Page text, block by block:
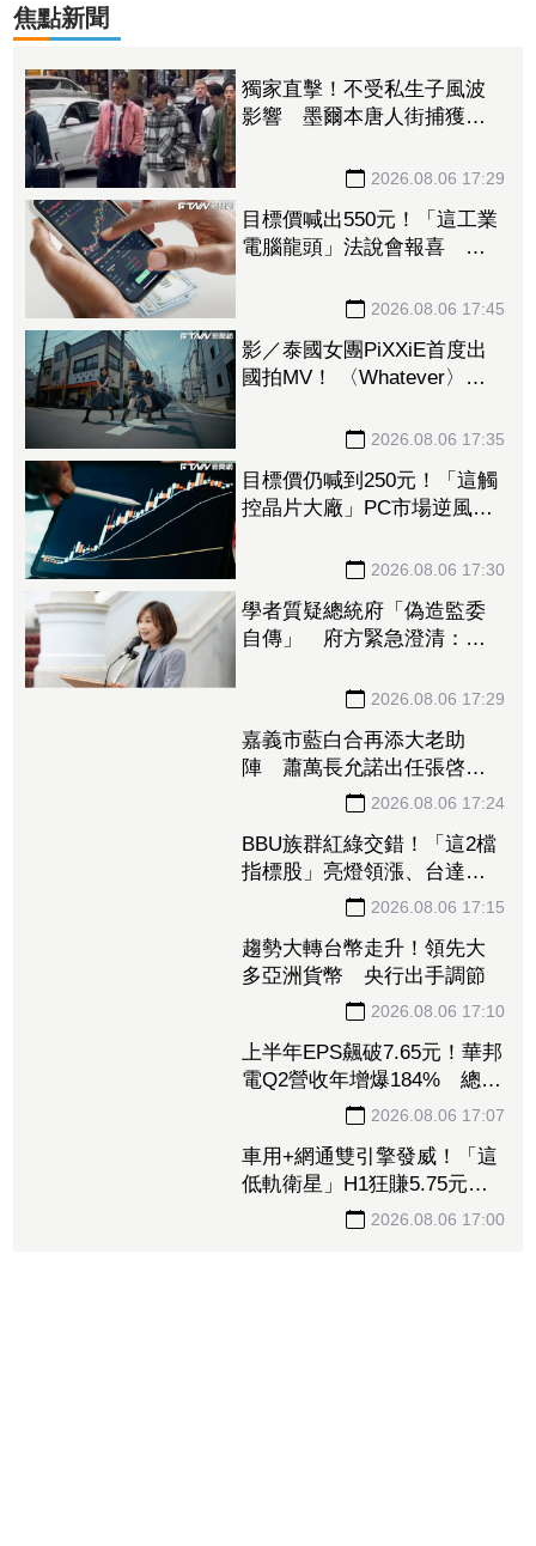
焦點新聞
獨家直擊！不受私生子風波
影響 墨爾本唐人街捕獲野
2026.08.06 17:29
目標價喊出550元！「這工業
電腦龍頭」法說會報喜 外
2026.08.06 17:45
影／泰國女團PiXXiE首度出
國拍MV！ 〈Whatever〉爆
2026.08.06 17:35
目標價仍喊到250元！「這觸
控晶片大廠」PC市場逆風但
2026.08.06 17:30
學者質疑總統府「偽造監委
自傳」 府方緊急澄清：已
2026.08.06 17:29
嘉義市藍白合再添大老助
陣 蕭萬長允諾出任張啓楷
競總榮譽主委
2026.08.06 17:24
BBU族群紅綠交錯！「這2檔
指標股」亮燈領漲、台達
AES也有逾2%漲幅2026.08.06 17:15
趨勢大轉台幣走升！領先大
2026.08.06 17:10
上半年EPS飆破7.65元！華邦
電Q2營收年增爆184% 總座
曝2027年記憶體供應更緊張
2026.08.06 17:07